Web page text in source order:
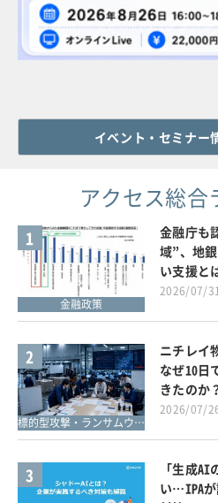
イベント・セミナー
アクセス総合
1
金融政策
金融庁も
域”、地
い支援と
2026/07/
2
標的型攻撃・ランサムウェア対策
ニチレイ
なぜ10日
きたのか
2026/07/
3
「生成
い…IPAが